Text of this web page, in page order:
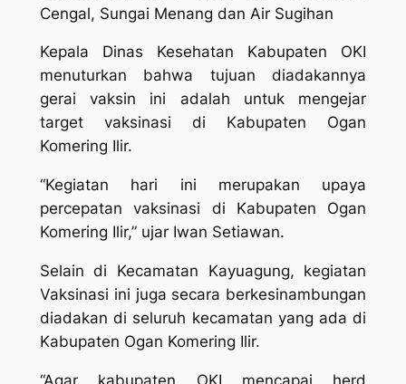
Cengal, Sungai Menang dan Air Sugihan
Kepala Dinas Kesehatan Kabupaten OKI
menuturkan bahwa tujuan diadakannya
gerai vaksin ini adalah untuk mengejar
target vaksinasi di Kabupaten Ogan
Komering Ilir.
“Kegiatan hari ini merupakan upaya
percepatan vaksinasi di Kabupaten Ogan
Komering Ilir,” ujar Iwan Setiawan.
Selain di Kecamatan Kayuagung, kegiatan
Vaksinasi ini juga secara berkesinambungan
diadakan di seluruh kecamatan yang ada di
Kabupaten Ogan Komering Ilir.
“Agar kabupaten OKI mencapai herd